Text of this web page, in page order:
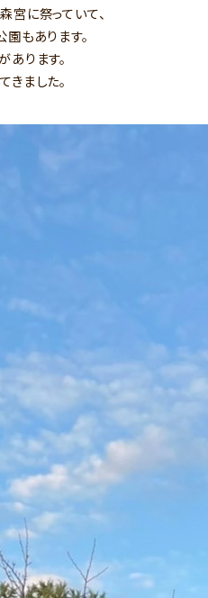
宮に祭っていて、
もあります。
あります。
きました。